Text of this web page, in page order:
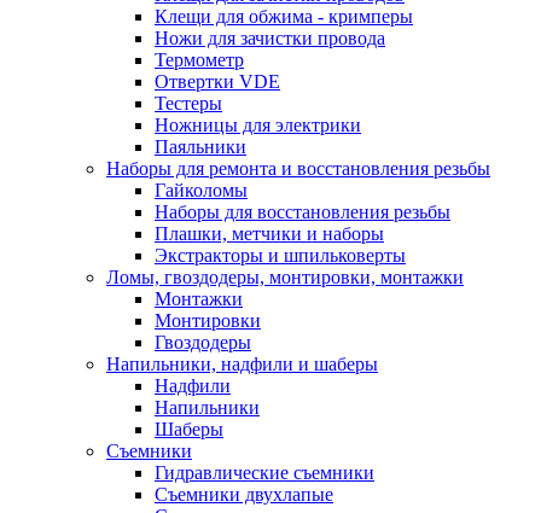
Клещи для обжима - кримперы
Ножи для зачистки провода
Термометр
Отвертки VDE
Тестеры
Ножницы для электрики
Паяльники
Наборы для ремонта и восстановления резьбы
Гайколомы
Наборы для восстановления резьбы
Плашки, метчики и наборы
Экстракторы и шпильковерты
Ломы, гвоздодеры, монтировки, монтажки
Монтажки
Монтировки
Гвоздодеры
Напильники, надфили и шаберы
Надфили
Напильники
Шаберы
Съемники
Гидравлические съемники
Съемники двухлапые